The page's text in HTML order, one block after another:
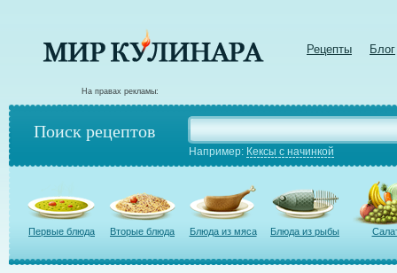
Рецепты Блог
На правах рекламы:
Поиск рецептов
Например: Кексы с начинкой
Первые блюда Вторые блюда Блюда из мяса Блюда из рыбы